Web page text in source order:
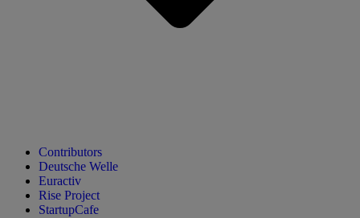
Contributors
Deutsche Welle
Euractiv
Rise Project
StartupCafe